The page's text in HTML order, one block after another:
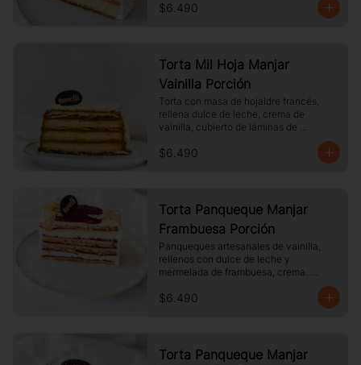
$6.490
Torta Mil Hoja Manjar
Vainilla Porción
Torta con masa de hojaldre francés,
rellena dulce de leche, crema de
vainilla, cubierto de láminas de
$6.490
Torta Panqueque Manjar
Frambuesa Porción
Panqueques artesanales de vainilla,
rellenos con dulce de leche y
mermelada de frambuesa, crema.
almendras laminadas tostadas.
$6.490
Torta Panqueque Manjar